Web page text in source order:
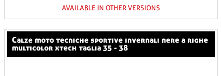
AVAILABLE IN OTHER VERSIONS
calze moto tecniche sportive invernali nere a righe
multicolor xtech taglia 35 - 38